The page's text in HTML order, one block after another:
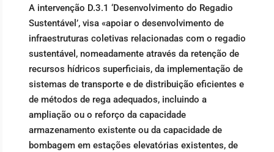
A intervenção D.3.1 ‘Desenvolvimento do Regadio
Sustentável’, visa «apoiar o desenvolvimento de
infraestruturas coletivas relacionadas com o regadio
sustentável, nomeadamente através da retenção de
recursos hídricos superficiais, da implementação de
sistemas de transporte e de distribuição eficientes e
de métodos de rega adequados, incluindo a
ampliação ou o reforço da capacidade
armazenamento existente ou da capacidade de
bombagem em estações elevatórias existentes, de